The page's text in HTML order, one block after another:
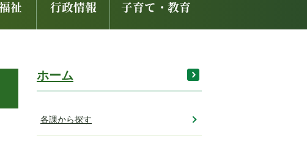
祉 行政情報 子育て・教育
ホーム
各課から探す